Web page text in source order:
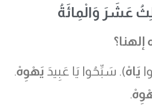
عَشَرَ وَالْمِائَةُ
إلهنا؟
يَاهْ). سَبِّحُوا يَا عَبِيدَ يَهْوِهْ.
.